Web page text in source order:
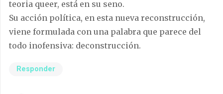
teoria queer, está en su seno.
Su acción política, en esta nueva reconstrucción,
viene formulada con una palabra que parece del
todo inofensiva: deconstrucción.
Responder